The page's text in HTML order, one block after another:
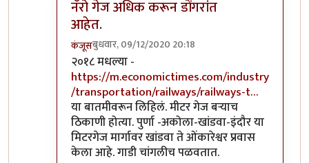
नॅरो गेज अधिक करून डोंगरांत
आहेत.
कंजूसबुधवार, 09/12/2020 20:18
In reply toमाथेरान ची गाडी नॅरोगेज ची
२०१८ मधल्या -
https://m.economictimes.com/industry
/transportation/railways/railways-t…
या बातमीवरून लिहिलं. मीटर गेज बऱ्याच
ठिकाणी होत्या. पुर्णा -अकोला-खांडवा-इंदौर या
मिटरगेज मार्गावर खांडवा ते ओंकारेश्वर प्रवास
केला आहे. गाडी चांगलीच पळवतात.